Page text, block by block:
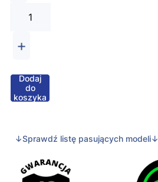
+
Dodaj
do
koszyka
↓Sprawdź listę pasujących modeli↓